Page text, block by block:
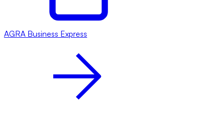
AGRA Business Express